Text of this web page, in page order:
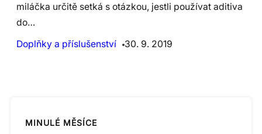
miláčka určitě setká s otázkou, jestli používat aditiva
do…
Doplňky a příslušenství
30. 9. 2019
MINULÉ MĚSÍCE